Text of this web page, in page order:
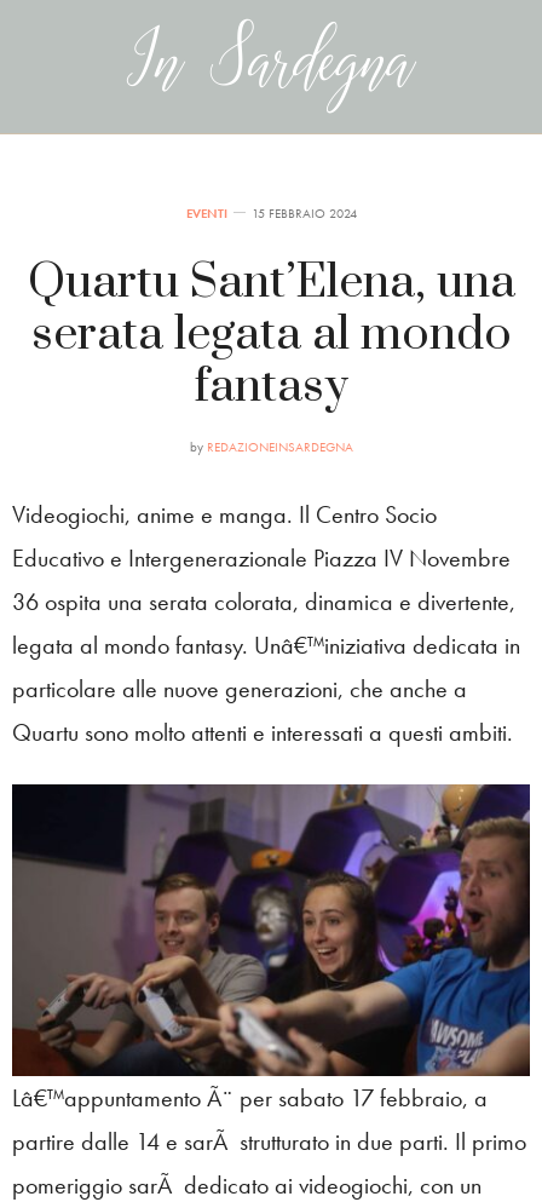
EVENTI 15 FEBBRAIO 2024
Quartu Sant’Elena, una
serata legata al mondo
fantasy
by REDAZIONEINSARDEGNA
Videogiochi, anime e manga. Il Centro Socio
Educativo e Intergenerazionale Piazza IV Novembre
36 ospita una serata colorata, dinamica e divertente,
legata al mondo fantasy. Unâ€™iniziativa dedicata in
particolare alle nuove generazioni, che anche a
Quartu sono molto attenti e interessati a questi ambiti.
Lâ€™appuntamento Ã¨ per sabato 17 febbraio, a
partire dalle 14 e sarÃ strutturato in due parti. Il primo
pomeriggio sarÃ dedicato ai videogiochi, con un